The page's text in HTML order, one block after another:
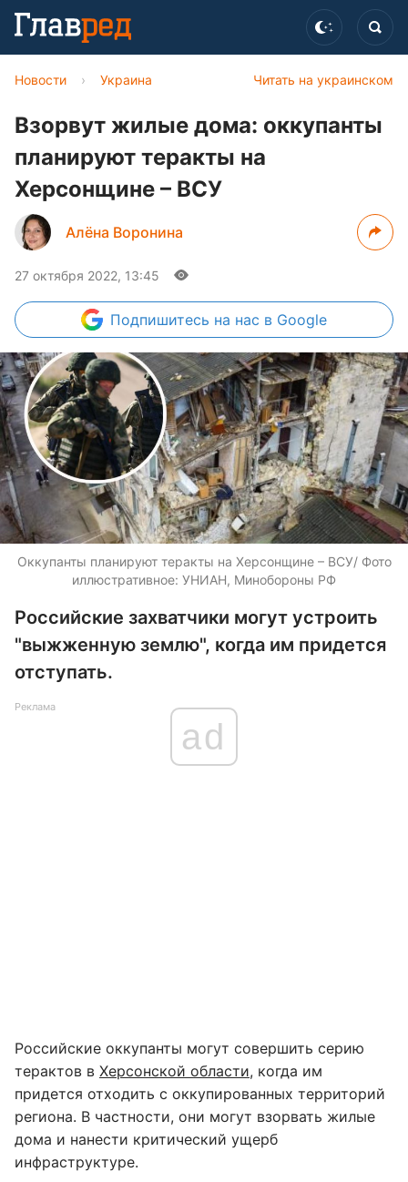
Читать на украинском
Новости › Украина
Взорвут жилые дома: оккупанты
планируют теракты на
Херсонщине – ВСУ
Алёна Воронина
27 октября 2022, 13:45
Подпишитесь на нас в Google
Оккупанты планируют теракты на Херсонщине – ВСУ/ Фото
иллюстративное: УНИАН, Минобороны РФ
Российские захватчики могут устроить
"выжженную землю", когда им придется
отступать.
Реклама
ad
Российские оккупанты могут совершить серию
терактов в Херсонской области, когда им
придется отходить с оккупированных территорий
региона. В частности, они могут взорвать жилые
дома и нанести критический ущерб
инфраструктуре.